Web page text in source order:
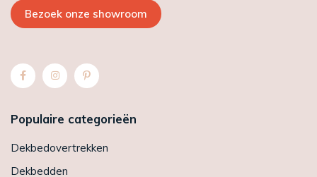
Bezoek onze showroom
Populaire categorieën
Dekbedovertrekken
Dekbedden